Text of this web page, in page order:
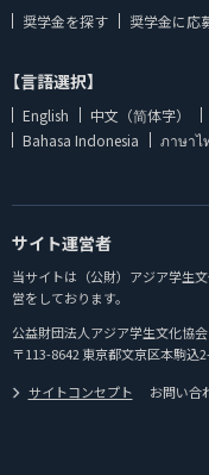
奨学金を探す 奨学金に応
【言語選択】
English 中文（简体字）
Bahasa Indonesia
ภาษาไ
サイト運営者
当サイトは（公財）アジア学生
営をしております。
公益財団法人アジア学生文化協
〒113-8642 東京都文京区本駒込
サイトコンセプト
お問い合